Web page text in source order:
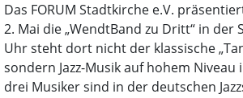
Das FORUM Stadtkirche e.V.
2. Mai die „WendtBand zu Dritt“ in der
Uhr steht dort nicht der klassische
sondern Jazz-Musik auf hohem
drei Musiker sind in der deutschen